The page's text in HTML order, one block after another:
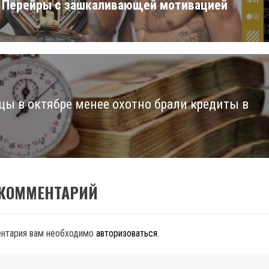
с зашкаливающей мотивацией
в октябре менее охотно брали кредиты в
вам необходимо авторизоваться.